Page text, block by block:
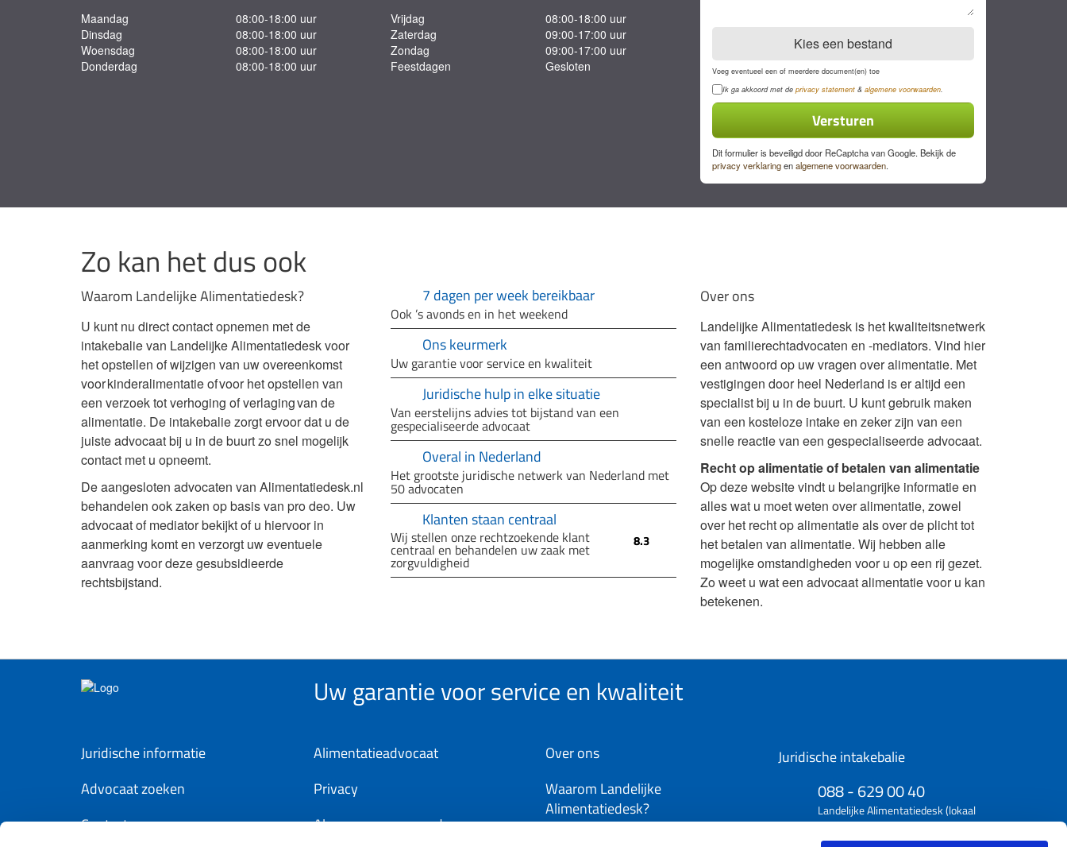
Maandag
Dinsdag
Woensdag
Donderdag
08:00-18:00 uur
08:00-18:00 uur
08:00-18:00 uur
08:00-18:00 uur
Vrijdag
Zaterdag
Zondag
Feestdagen
08:00-18:00 uur
09:00-17:00 uur
09:00-17:00 uur
Gesloten
Kies een bestand
Voeg eventueel een of meerdere document(en) toe
Privacyverklaring
Ik ga akkoord met de privacy statement & algemene voorwaarden.
Dit formulier is beveiligd door ReCaptcha van Google. Bekijk de
privacy verklaringenalgemene voorwaarden.
Zo kan het dus ook
Waarom Landelijke Alimentatiedesk?
U kunt nu direct contact opnemen met de
intakebalie van Landelijke Alimentatiedesk voor
het opstellen of wijzigen van uw overeenkomst
voor kinderalimentatie of voor het opstellen van
een verzoek tot verhoging of verlaging van de
alimentatie. De intakebalie zorgt ervoor dat u de
juiste advocaat bij u in de buurt zo snel mogelijk
contact met u opneemt.
De aangesloten advocaten van Alimentatiedesk.nl
behandelen ook zaken op basis van pro deo. Uw
advocaat of mediator bekijkt of u hiervoor in
aanmerking komt en verzorgt uw eventuele
aanvraag voor deze gesubsidieerde
rechtsbijstand.
7 dagen per week bereikbaar
Ook ’s avonds en in het weekend
Ons keurmerk
Uw garantie voor service en kwaliteit
Juridische hulp in elke situatie
Van eerstelijns advies tot bijstand van een
gespecialiseerde advocaat
Overal in Nederland
Het grootste juridische netwerk van Nederland met
50 advocaten
Klanten staan centraal
Wij stellen onze rechtzoekende klant
centraal en behandelen uw zaak met
zorgvuldigheid
8.3
Over ons
Landelijke Alimentatiedesk is het kwaliteitsnetwerk
van familierechtadvocaten en -mediators. Vind hier
een antwoord op uw vragen over alimentatie. Met
vestigingen door heel Nederland is er altijd een
specialist bij u in de buurt. U kunt gebruik maken
van een kosteloze intake en zeker zijn van een
snelle reactie van een gespecialiseerde advocaat.
Recht op alimentatie of betalen van alimentatie
Op deze website vindt u belangrijke informatie en
alles wat u moet weten over alimentatie, zowel
over het recht op alimentatie als over de plicht tot
het betalen van alimentatie. Wij hebben alle
mogelijke omstandigheden voor u op een rij gezet.
Zo weet u wat een advocaat alimentatie voor u kan
betekenen.
Uw garantie voor service en kwaliteit
Juridische informatie
Advocaat zoeken
Contact
Alimentatieadvocaat
Privacy
Algemene voorwaarden
Over ons
Waarom Landelijke
Alimentatiedesk?
Juridische intakebalie
088 - 629 00 40
Landelijke Alimentatiedesk (lokaal
tarief)